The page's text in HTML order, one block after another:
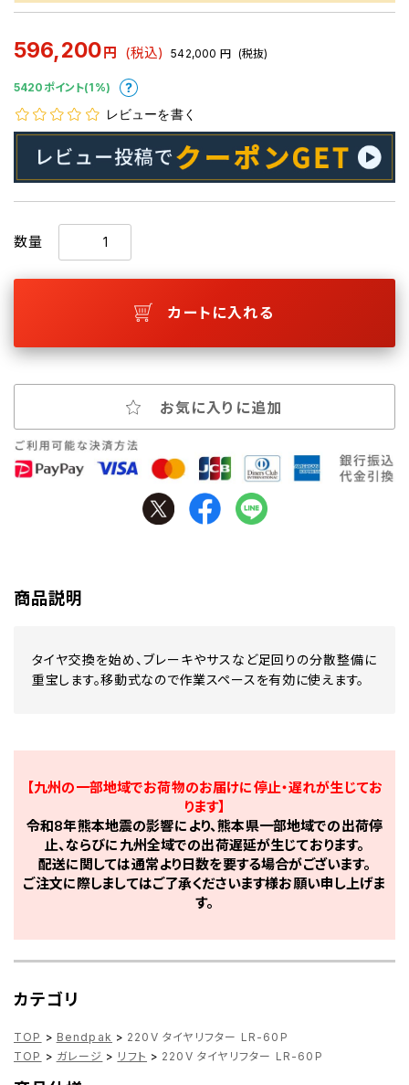
596,200 円 (税込) 542,000 円 (税抜)
5420ポイント(1%)
レビューを書く
数量
カートに入れる
お気に入りに追加
商品説明
タイヤ交換を始め、ブレーキやサスなど足回りの分散整備に
重宝します。移動式なので作業スペースを有効に使えます。
【九州の一部地域でお荷物のお届けに停止・遅れが生じてお
ります】
令和8年熊本地震の影響により、熊本県一部地域での出荷停
止、ならびに九州全域での出荷遅延が生じております。
配送に関しては通常より日数を要する場合がございます。
ご注文に際しましてはご了承くださいます様お願い申し上げま
す。
カテゴリ
TOP > Bendpak > 220V タイヤリフター LR-60P
TOP > ガレージ > リフト > 220V タイヤリフター LR-60P